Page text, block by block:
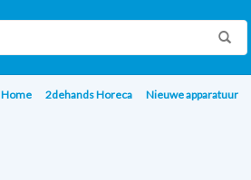
Home 2dehands Horeca Nieuwe apparatuur